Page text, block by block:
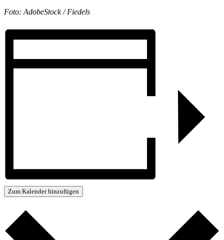
Foto: AdobeStock / Fiedels
Zum Kalender hinzufügen